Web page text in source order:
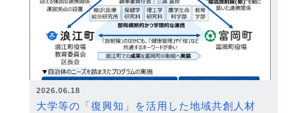
2026.06.18
大学等の「復興知」を活用した地域共創人材